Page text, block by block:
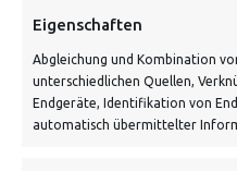
Eigenschaften
Abgleichung und Kombination
unterschiedlichen Quellen,
Endgeräte, Identifikation von
automatisch übermittelter